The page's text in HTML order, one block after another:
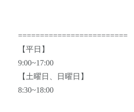
=========================
【平日】
9:00~17:00
【土曜日、日曜日】
8:30~18:00